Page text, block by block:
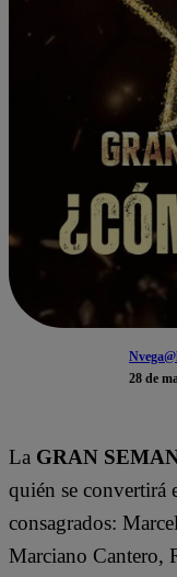
28 de
La GRAN
quién se convertirá
consagrados:
Marciano Cantero,